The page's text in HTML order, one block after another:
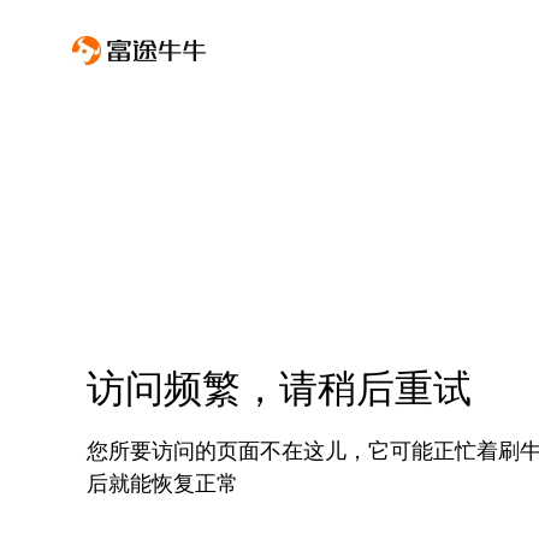
访问频繁，请稍后重试
您所要访问的页面不在这儿，它可能正忙着刷
后就能恢复正常